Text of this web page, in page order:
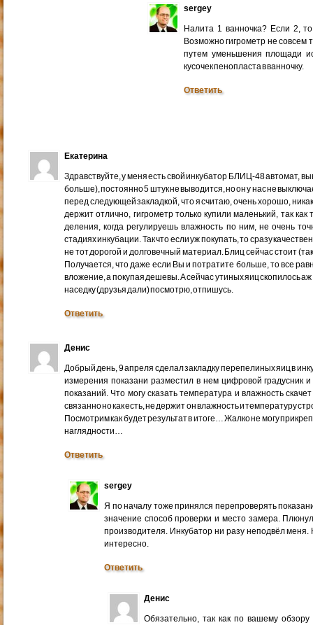
sergey
Налита 1 ванночка? Если 2,
Возможно гигрометр не
путем уменьшения площади
кусочек пенопласта в ванночку.
Ответить
Екатерина
Здравствуйте, у меня есть свой инкубатор БЛИЦ-48 автомат,
больше), постоянно 5 штук не выводится, но он у нас не
перед следующей закладкой, что я считаю, очень хорошо,
держит отлично, гигрометр только купили маленький, так
деления, когда регулируешь влажность по ним, не очень
стадиях инкубации. Так что если уж покупать, то сразу
не тот дорогой и долговечный материал. Блиц сейчас стоит
Получается, что даже если Вы и потратите больше, то все
вложение, а покупая дешевы. А сейчас утиных яиц скопилось
наседку (друзья дали) посмотрю, отпишусь.
Ответить
Денис
Добрый день, 9 апреля сделал закладку перепелиных яиц в
измерения показани разместил в нем цифровой градусник
показаний. Что могу сказать температура и влажность
связанно но как есть, не держит он влажность и температуру
Посмотрим как будет результат в итоге… Жалко не могу
наглядности…
Ответить
sergey
Я по началу тоже принялся перепроверять
значение способ проверки и место замера.
производителя. Инкубатор ни разу неподвёл
интересно.
Ответить
Денис
Обязательно, так как по вашему